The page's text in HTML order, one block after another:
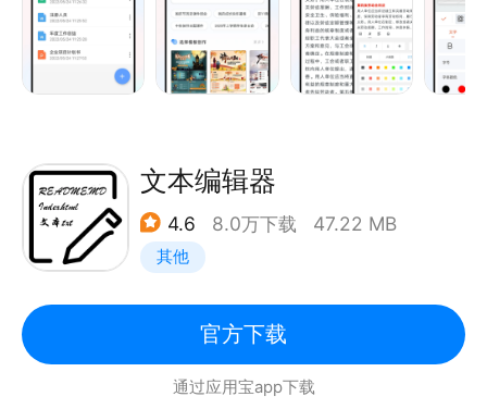
档兼容wps office、腾讯文档、金山文档，飞书文档、
石墨文档、讯飞、永中Office等格式文件编辑，支持
PDF阅读器功能，可以自由分享到企业微信、QQ，钉
1.提供Word文档、Excel表格、PPT制作等全套office
办公制作
2.具有AiPPT功能，3分钟搞定高质量PPT
3.设计简单，功能易用，兼容wps、office、腾讯文
4.文本样式丰富，实时编辑，具有段落设置、字体、列
表、图文排版
5.具有丰富Word/PPT/Excel模板，高效高质量制作，
文本编辑器
4.6 8.0万下载 47.22 MB
其他
官方下载
通过应用宝app下载